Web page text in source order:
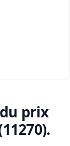
du prix
.